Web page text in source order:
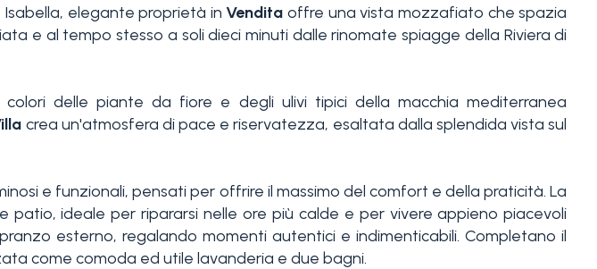
Isabella, elegante proprietà in Vendita offre una vista mozzafiato che spazia
e al tempo stesso a soli dieci minuti dalle rinomate spiagge della Riviera di
delle piante da fiore e degli ulivi tipici della macchia mediterranea
crea un'atmosfera di pace e riservatezza, esaltata dalla splendida vista sul
e funzionali, pensati per offrire il massimo del comfort e della praticità. La
ideale per ripararsi nelle ore più calde e per vivere appieno piacevoli
esterno, regalando momenti autentici e indimenticabili. Completano il
come comoda ed utile lavanderia e due bagni.